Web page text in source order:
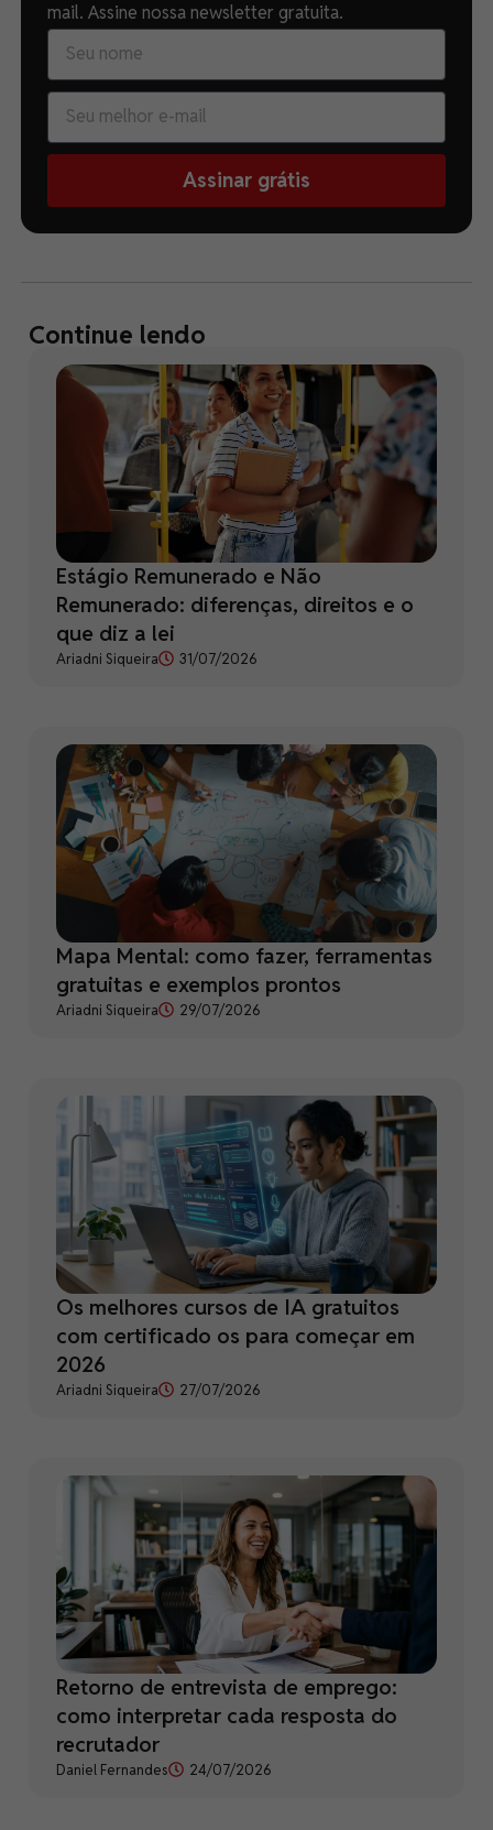
mail. Assine nossa newsletter gratuita.
Assinar grátis
Continue lendo
Estágio Remunerado e Não
Remunerado: diferenças, direitos e o
que diz a lei
Ariadni Siqueira 31/07/2026
Mapa Mental: como fazer, ferramentas
gratuitas e exemplos prontos
Ariadni Siqueira 29/07/2026
Os melhores cursos de IA gratuitos
com certificado os para começar em
2026
Ariadni Siqueira 27/07/2026
Retorno de entrevista de emprego:
como interpretar cada resposta do
recrutador
Daniel Fernandes 24/07/2026